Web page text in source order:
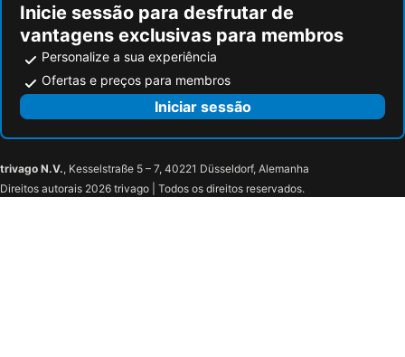
Inicie sessão para desfrutar de
vantagens exclusivas para membros
Personalize a sua experiência
Ofertas e preços para membros
Iniciar sessão
trivago N.V., Kesselstraße 5 – 7, 40221 Düsseldorf, Alemanha
Direitos autorais 2026 trivago | Todos os direitos reservados.